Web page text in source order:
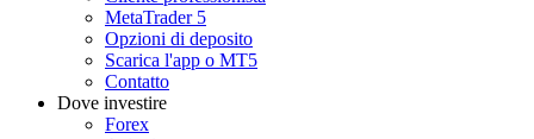
MetaTrader 5
Opzioni di deposito
Scarica l'app o MT5
Contatto
Dove investire
Forex